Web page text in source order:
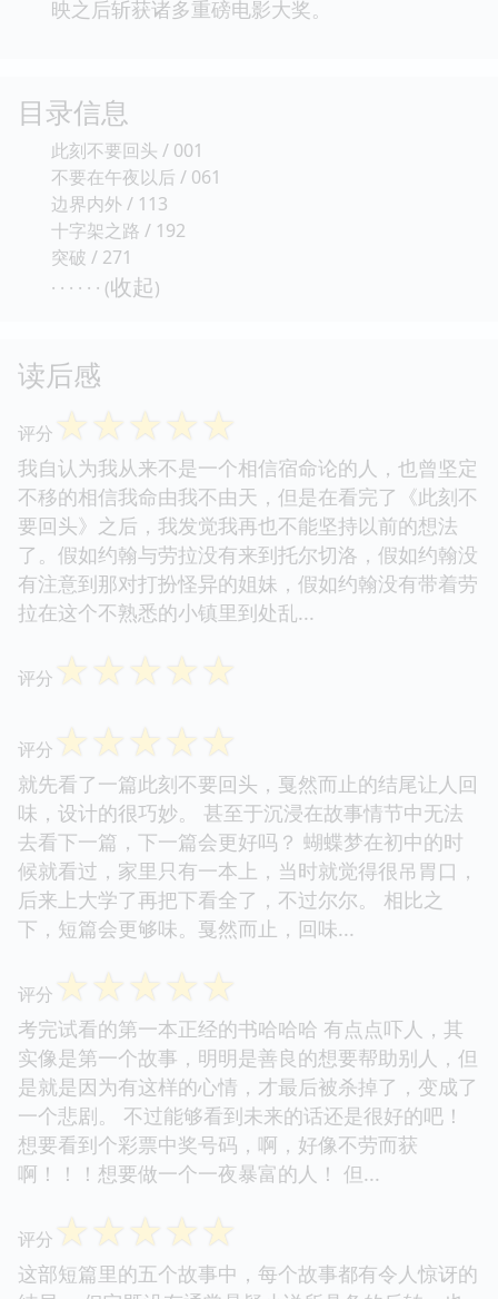
映之后斩获诸多重磅电影大奖。
目录信息
此刻不要回头 / 001
不要在午夜以后 / 061
边界内外 / 113
十字架之路 / 192
突破 / 271
· · · · · · (收起)
读后感
评分 ☆☆☆☆☆
我自认为我从来不是一个相信宿命论的人，也曾坚定
不移的相信我命由我不由天，但是在看完了《此刻不
要回头》之后，我发觉我再也不能坚持以前的想法
了。假如约翰与劳拉没有来到托尔切洛，假如约翰没
有注意到那对打扮怪异的姐妹，假如约翰没有带着劳
拉在这个不熟悉的小镇里到处乱...
评分 ☆☆☆☆☆
评分 ☆☆☆☆☆
就先看了一篇此刻不要回头，戛然而止的结尾让人回
味，设计的很巧妙。 甚至于沉浸在故事情节中无法
去看下一篇，下一篇会更好吗？ 蝴蝶梦在初中的时
候就看过，家里只有一本上，当时就觉得很吊胃口，
后来上大学了再把下看全了，不过尔尔。 相比之
下，短篇会更够味。戛然而止，回味...
评分 ☆☆☆☆☆
考完试看的第一本正经的书哈哈哈 有点点吓人，其
实像是第一个故事，明明是善良的想要帮助别人，但
是就是因为有这样的心情，才最后被杀掉了，变成了
一个悲剧。 不过能够看到未来的话还是很好的吧！
想要看到个彩票中奖号码，啊，好像不劳而获
啊！！！想要做一个一夜暴富的人！ 但...
评分 ☆☆☆☆☆
这部短篇里的五个故事中，每个故事都有令人惊讶的